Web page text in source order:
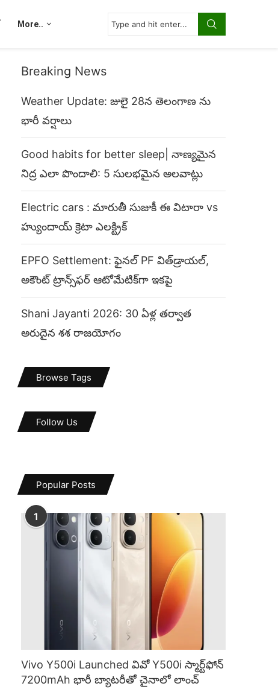
More..
Breaking News
Weather Update: జులై 28న తెలంగాణ ను
భారీ వర్షాలు
Good habits for better sleep| నాణ్యమైన
నిద్ర ఎలా పొందాలి: 5 సులభమైన అలవాట్లు
Electric cars : మారుతీ సుజుకీ ఈ విటారా vs
హ్యుందాయ్ క్రెటా ఎలక్ట్రిక్
EPFO Settlement: ఫైనల్ PF విత్‌డ్రాయల్,
అకౌంట్ ట్రాన్స్‌ఫర్ ఆటోమేటిక్‌గా ఇకపై
Shani Jayanti 2026: 30 ఏళ్ల తర్వాత
అరుదైన శశ రాజయోగం
Browse Tags
Follow Us
Popular Posts
1
Vivo Y500i Launched వివో Y500i స్మార్ట్‌ఫోన్
7200mAh భారీ బ్యాటరీతో చైనాలో లాంచ్